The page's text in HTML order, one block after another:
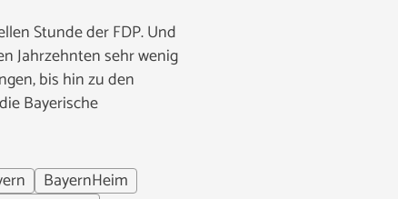
Stunde der FDP. Und
Jahrzehnten sehr wenig
bis hin zu den
Bayerische
BayernHeim